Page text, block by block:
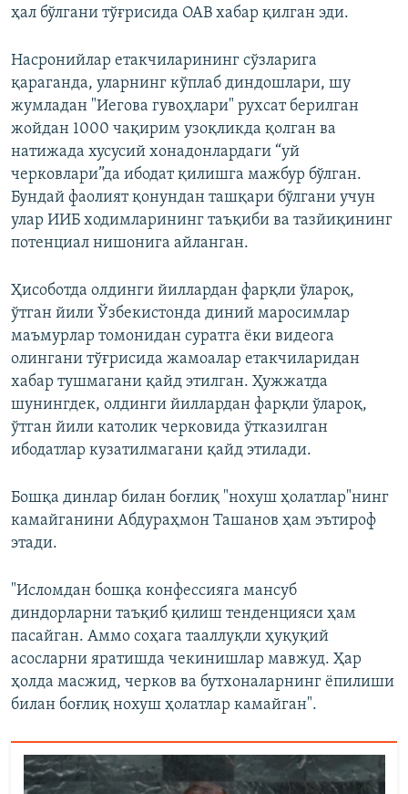
ҳал бўлгани тўғрисида ОАВ хабар қилган эди.
Насронийлар етакчиларининг сўзларига
қараганда, уларнинг кўплаб диндошлари, шу
жумладан "Иегова гувоҳлари" рухсат берилган
жойдан 1000 чақирим узоқликда қолган ва
натижада хусусий хонадонлардаги “уй
черковлари”да ибодат қилишга мажбур бўлган.
Бундай фаолият қонундан ташқари бўлгани учун
улар ИИБ ходимларининг таъқиби ва тазйиқининг
потенциал нишонига айланган.
Ҳисоботда олдинги йиллардан фарқли ўлароқ,
ўтган йили Ўзбекистонда диний маросимлар
маъмурлар томонидан суратга ёки видеога
олингани тўғрисида жамоалар етакчиларидан
хабар тушмагани қайд этилган. Ҳужжатда
шунингдек, олдинги йиллардан фарқли ўлароқ,
ўтган йили католик черковида ўтказилган
ибодатлар кузатилмагани қайд этилади.
Бошқа динлар билан боғлиқ "нохуш ҳолатлар"нинг
камайганини Абдураҳмон Ташанов ҳам эътироф
этади.
"Исломдан бошқа конфессияга мансуб
диндорларни таъқиб қилиш тенденцияси ҳам
пасайган. Аммо соҳага тааллуқли ҳуқуқий
асосларни яратишда чекинишлар мавжуд. Ҳар
ҳолда масжид, черков ва бутхоналарнинг ёпилиши
билан боғлиқ нохуш ҳолатлар камайган".